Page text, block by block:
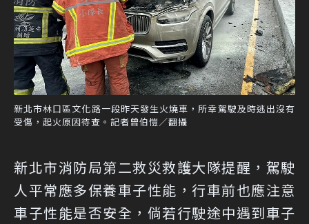
新北市林口區文化路一段昨天發生火燒車，所幸駕駛及時逃出沒有
受傷，起火原因待查。記者曾伯愷／翻攝
新北市消防局第二救災救護大隊提醒，駕駛
人平常應多保養車子性能，行車前也應注意
車子性能是否安全，倘若行駛途中遇到車子